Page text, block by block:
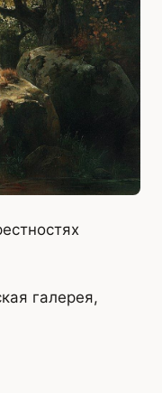
галерея,